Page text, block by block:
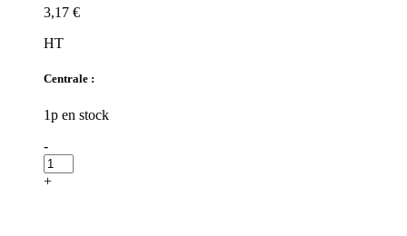
3,17 €
HT
Centrale :
1p en stock
-
+